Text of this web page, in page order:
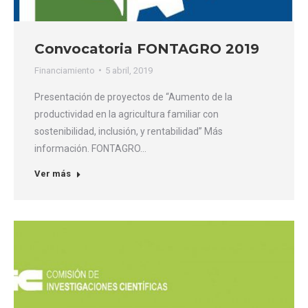
Convocatoria FONTAGRO 2019
Financiamiento 5 abril, 2019
Presentación de proyectos de “Aumento de la
productividad en la agricultura familiar con
sostenibilidad, inclusión, y rentabilidad” Más
información. FONTAGRO…
Ver más